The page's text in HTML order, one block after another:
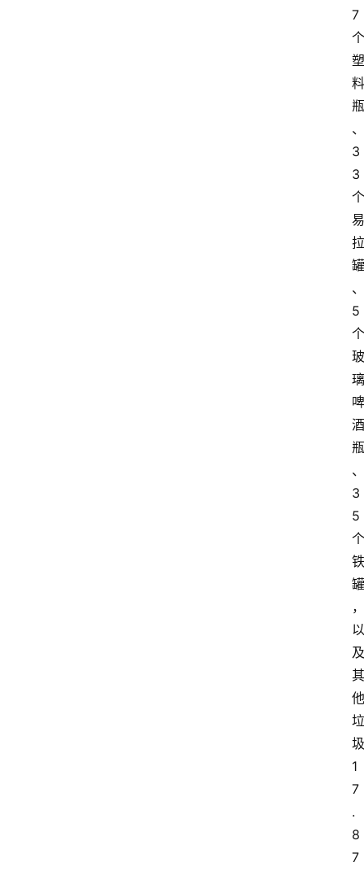
7
个
塑
料
瓶
、
3
3
个
易
拉
罐
、
5
个
玻
璃
啤
酒
瓶
、
3
5
个
铁
罐
，
以
及
其
他
垃
圾
1
7
.
8
7